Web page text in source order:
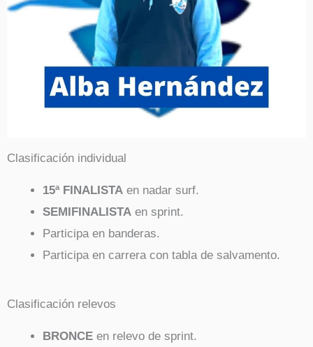
Clasificación individual
15ª FINALISTA en nadar surf.
SEMIFINALISTA en sprint.
Participa en banderas.
Participa en carrera con tabla de salvamento.
Clasificación relevos
BRONCE en relevo de sprint.